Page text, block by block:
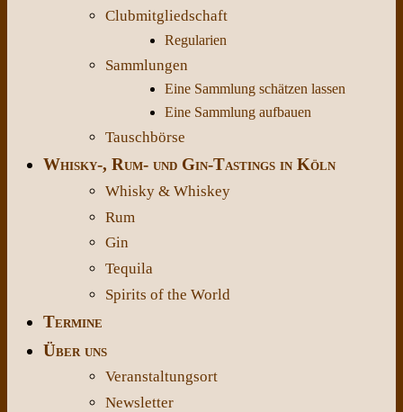
Clubmitgliedschaft
Regularien
Sammlungen
Eine Sammlung schätzen lassen
Eine Sammlung aufbauen
Tauschbörse
Whisky-, Rum- und Gin-Tastings in Köln
Whisky & Whiskey
Rum
Gin
Tequila
Spirits of the World
Termine
Über uns
Veranstaltungsort
Newsletter